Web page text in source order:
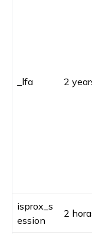
_lfa 2
isprox_s
ession
2